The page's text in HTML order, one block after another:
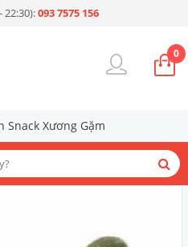
22:30):093 7575 156
0
Snack Xương Gặm